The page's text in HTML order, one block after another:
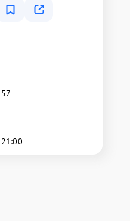
57